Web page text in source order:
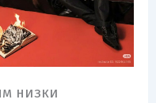
низки